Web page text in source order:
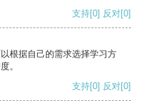
支持[0] 反对[0]
根据自己的需求选择学习方
。
支持[0] 反对[0]